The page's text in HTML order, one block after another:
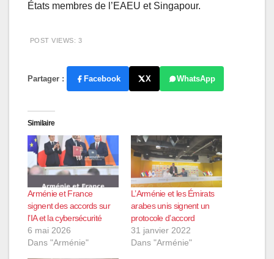
États membres de l’EAEU et Singapour.
POST VIEWS: 3
Partager : Facebook X WhatsApp
Similaire
Arménie et France
signent des accords sur
l’IA et la cybersécurité
6 mai 2026
Dans "Arménie"
L’Arménie et les Émirats
arabes unis signent un
protocole d’accord
31 janvier 2022
Dans "Arménie"